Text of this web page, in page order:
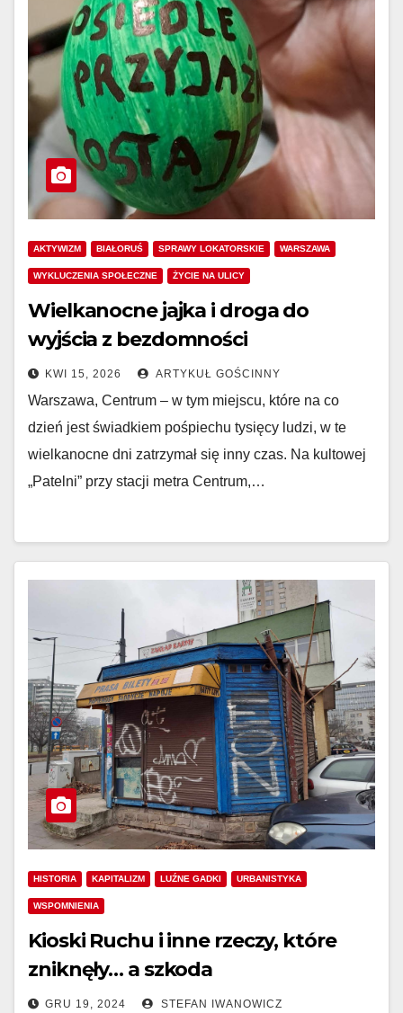
AKTYWIZM BIAŁORUŚ SPRAWY LOKATORSKIE WARSZAWA
WYKLUCZENIA SPOŁECZNE ŻYCIE NA ULICY
Wielkanocne jajka i droga do
wyjścia z bezdomności
KWI 15, 2026 ARTYKUŁ GOŚCINNY
Warszawa, Centrum – w tym miejscu, które na co
dzień jest świadkiem pośpiechu tysięcy ludzi, w te
wielkanocne dni zatrzymał się inny czas. Na kultowej
„Patelni” przy stacji metra Centrum,…
HISTORIA KAPITALIZM LUŹNE GADKI URBANISTYKA
WSPOMNIENIA
Kioski Ruchu i inne rzeczy, które
zniknęły… a szkoda
GRU 19, 2024 STEFAN IWANOWICZ